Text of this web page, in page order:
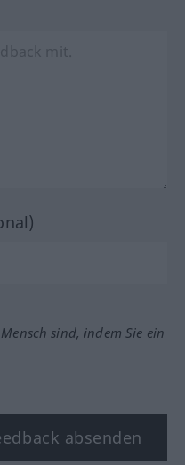
sind, indem Sie ein
absenden